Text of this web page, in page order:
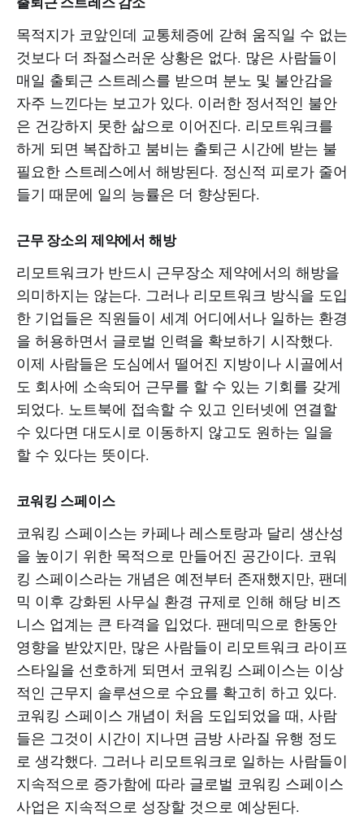
목적지가 코앞인데 교통체증에 갇혀 움직일 수 없는
것보다 더 좌절스러운 상황은 없다. 많은 사람들이
매일 출퇴근 스트레스를 받으며 분노 및 불안감을
자주 느낀다는 보고가 있다. 이러한 정서적인 불안
은 건강하지 못한 삶으로 이어진다. 리모트워크를
하게 되면 복잡하고 붐비는 출퇴근 시간에 받는 불
필요한 스트레스에서 해방된다. 정신적 피로가 줄어
들기 때문에 일의 능률은 더 향상된다.
근무 장소의 제약에서 해방
리모트워크가 반드시 근무장소 제약에서의 해방을
의미하지는 않는다. 그러나 리모트워크 방식을 도입
한 기업들은 직원들이 세계 어디에서나 일하는 환경
을 허용하면서 글로벌 인력을 확보하기 시작했다.
이제 사람들은 도심에서 떨어진 지방이나 시골에서
도 회사에 소속되어 근무를 할 수 있는 기회를 갖게
되었다. 노트북에 접속할 수 있고 인터넷에 연결할
수 있다면 대도시로 이동하지 않고도 원하는 일을
할 수 있다는 뜻이다.
코워킹 스페이스
코워킹 스페이스는 카페나 레스토랑과 달리 생산성
을 높이기 위한 목적으로 만들어진 공간이다. 코워
킹 스페이스라는 개념은 예전부터 존재했지만, 팬데
믹 이후 강화된 사무실 환경 규제로 인해 해당 비즈
니스 업계는 큰 타격을 입었다. 팬데믹으로 한동안
영향을 받았지만, 많은 사람들이 리모트워크 라이프
스타일을 선호하게 되면서 코워킹 스페이스는 이상
적인 근무지 솔루션으로 수요를 확고히 하고 있다.
코워킹 스페이스 개념이 처음 도입되었을 때, 사람
들은 그것이 시간이 지나면 금방 사라질 유행 정도
로 생각했다. 그러나 리모트워크로 일하는 사람들이
지속적으로 증가함에 따라 글로벌 코워킹 스페이스
사업은 지속적으로 성장할 것으로 예상된다.